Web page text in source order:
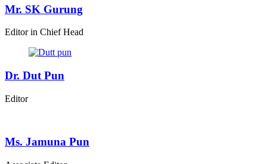
Mr. SK Gurung
Editor in Chief Head
Dr. Dut Pun
Editor
Ms. Jamuna Pun